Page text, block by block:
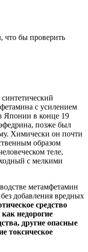
что бы проверить
с усилением
Японии в конце 19
позже был
Химически он почти
образом
теле,
с мелкими
метамфетамин
добавления вредных
средство
недорогие
другие опасные
токсическое